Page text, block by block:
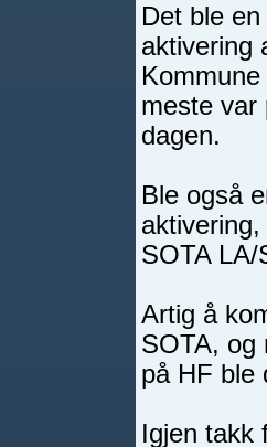
Det ble
aktivering
meste var
dagen.
Ble også
SOTA LA/
Artig å
SOTA, og
på HF ble
Igjen takk